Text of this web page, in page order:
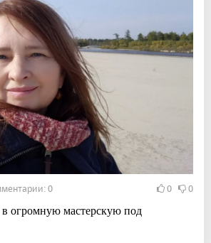
0 0 0
огромную мастерскую под